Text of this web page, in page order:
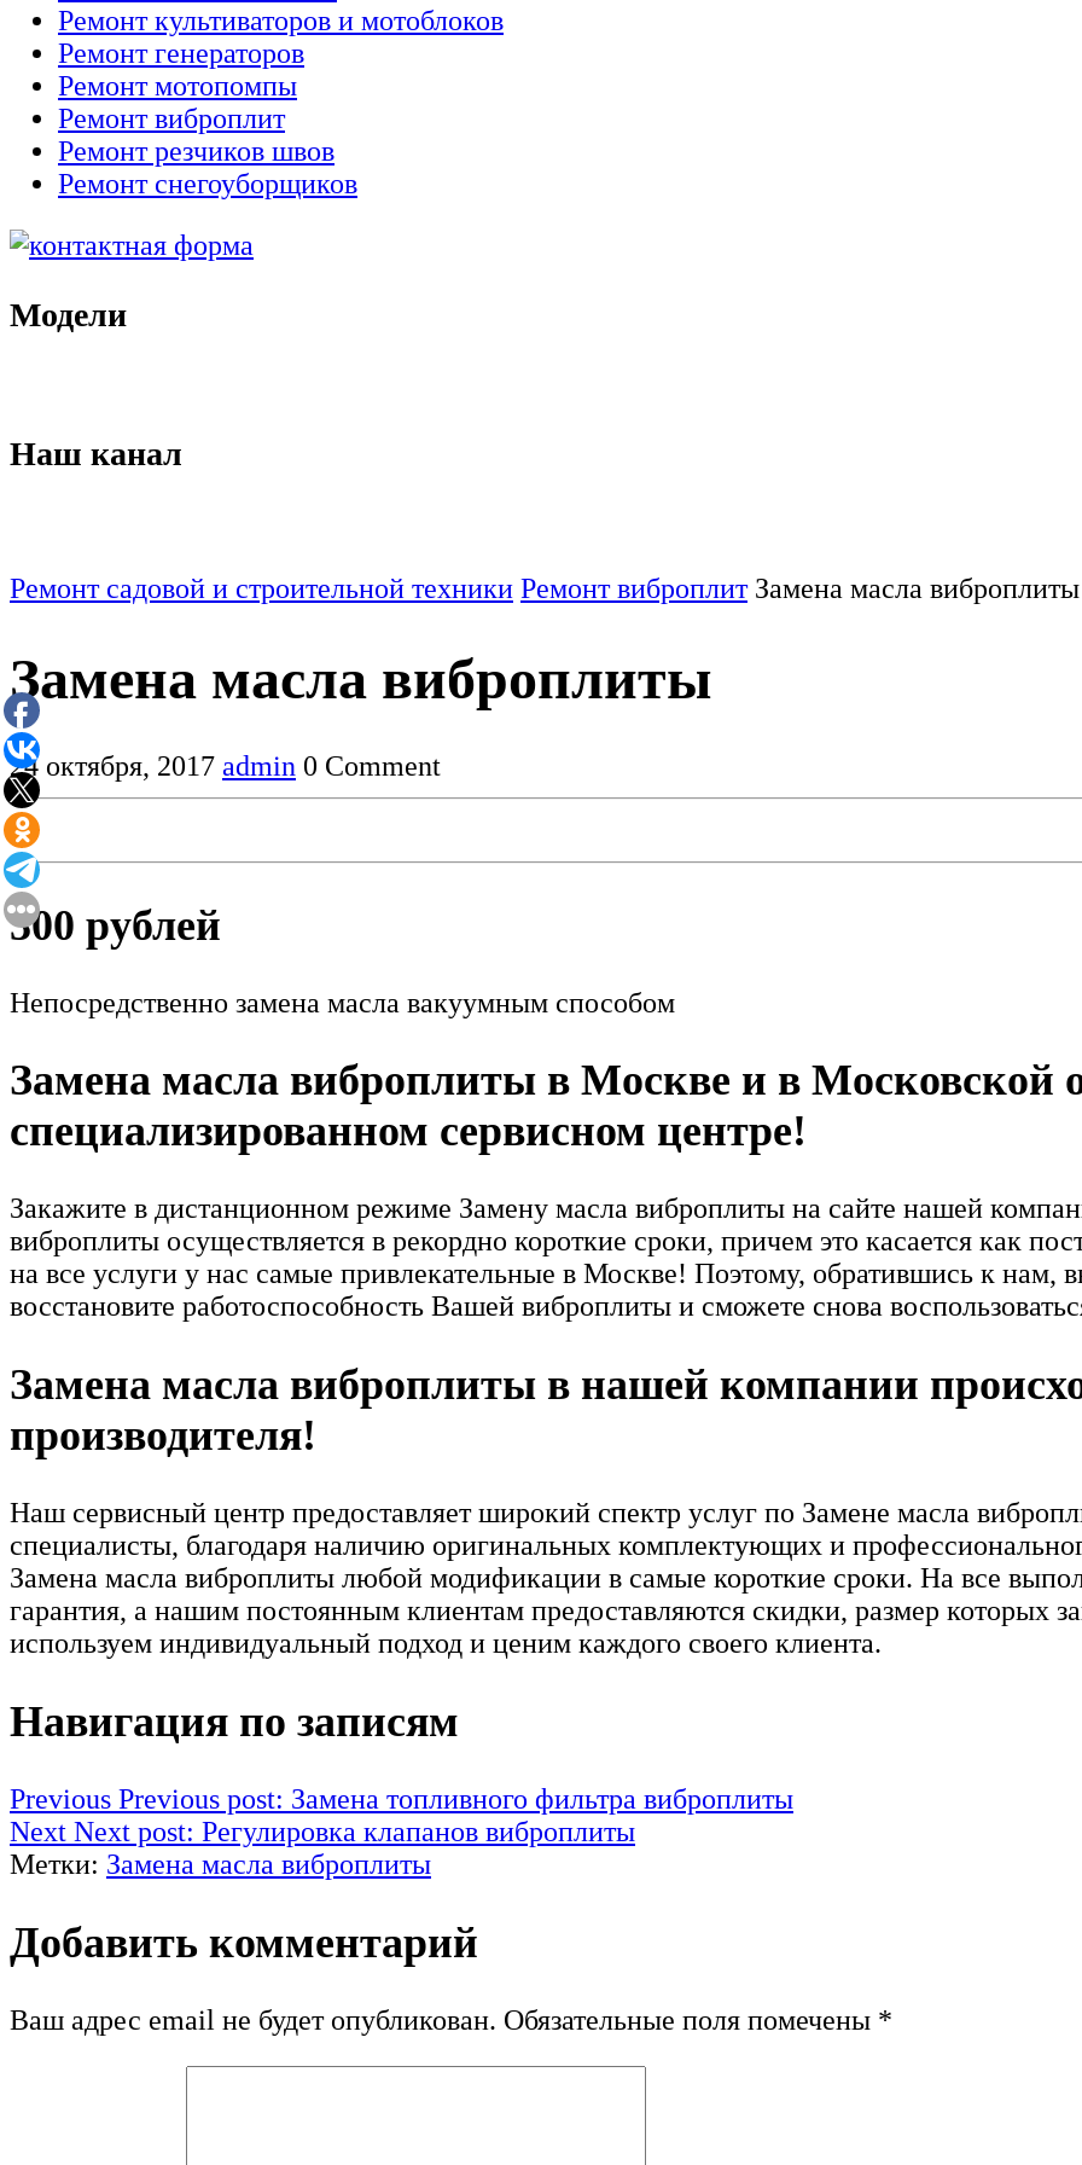
Ремонт культиваторов и мотоблоков
Ремонт генераторов
Ремонт мотопомпы
Ремонт виброплит
Ремонт резчиков швов
Ремонт снегоуборщиков
Модели
Наш канал
Ремонт садовой и строительной техники Ремонт виброплитЗамена масла виброплиты
Замена масла виброплиты
24 октября, 2017 admin 0 Comment
300 рублей
Непосредственно замена масла вакуумным способом
Замена масла виброплиты в Москве и в Московской
специализированном сервисном центре!
Закажите в дистанционном режиме Замену масла виброплиты на сайте нашей
виброплиты осуществляется в рекордно короткие сроки, причем это касается как
на все услуги у нас самые привлекательные в Москве! Поэтому, обратившись к нам,
восстановите работоспособность Вашей виброплиты и сможете снова
Замена масла виброплиты в нашей компании
производителя!
Наш сервисный центр предоставляет широкий спектр услуг по Замене масла
специалисты, благодаря наличию оригинальных комплектующих и
Замена масла виброплиты любой модификации в самые короткие сроки. На все
гарантия, а нашим постоянным клиентам предоставляются скидки, размер которых
используем индивидуальный подход и ценим каждого своего клиента.
Навигация по записям
Previous Previous post: Замена топливного фильтра виброплиты
Next Next post: Регулировка клапанов виброплиты
Метки: Замена масла виброплиты
Добавить комментарий
Ваш адрес email не будет опубликован. Обязательные поля помечены *